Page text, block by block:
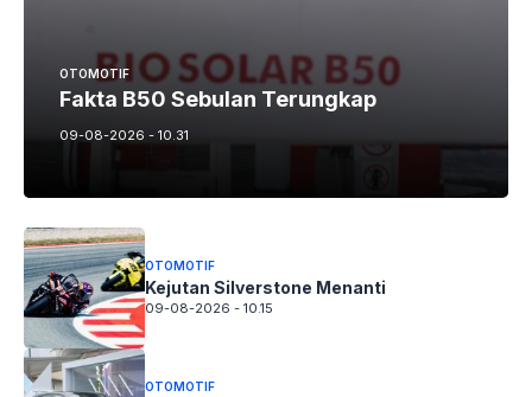
OTOMOTIF
Fakta B50 Sebulan Terungkap
09-08-2026 - 10.31
OTOMOTIF
Kejutan Silverstone Menanti
09-08-2026 - 10.15
OTOMOTIF